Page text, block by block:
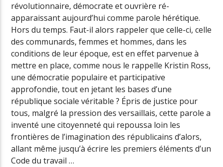
révolutionnaire, démocrate et ouvrière ré-
apparaissant aujourd’hui comme parole hérétique.
Hors du temps. Faut-il alors rappeler que celle-ci, celle
des communards, femmes et hommes, dans les
conditions de leur époque, est en effet parvenue à
mettre en place, comme nous le rappelle Kristin Ross,
une démocratie populaire et participative
approfondie, tout en jetant les bases d’une
république sociale véritable ? Épris de justice pour
tous, malgré la pression des versaillais, cette parole a
inventé une citoyenneté qui repoussa loin les
frontières de l’imagination des républicains d’alors,
allant même jusqu’à écrire les premiers éléments d’un
Code du travail …